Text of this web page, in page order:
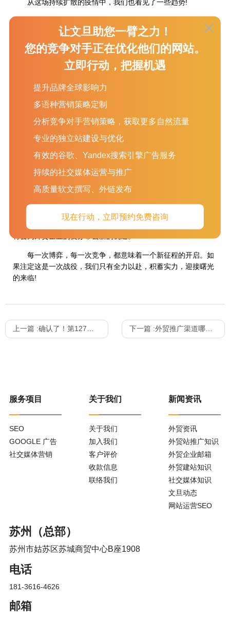
从这场持续扩散的疫情中，我们也看见了一些趋势!
传统的线下渠道纷纷倒闭或者关门再或者延期，对于海外消费
者、企业来说，在线的采购渠道变得的唯一，所以目前来说，线
上营销的趋势依然是非常好。
及受众，就被封号，即使你是广告投入，想要重金拿下市场的红
立站进行SEO优化，就不会因为各种政策被打压，可见，未雨绸
缪对于一个企业来说，是多么重要。
03、保守预期海外疫情会持续几个月甚至更久，所有传统的
线下的外贸出口模式都会严重受阻，但是海外市场的消费需求依
然存在，定单的模式会更趋向于在线化，定单的碎片化，手机移
动端。企业发展方向，必须要紧跟市场趋势。
04、品牌化建设，今年外贸发展肯定会遭遇重创，而这个时
候企业的品牌化建设就显示更为必须，疫情过去之后，部分企业
倒闭，供应产业链发生变化，新的客户，新的供应商，肯定是避
免不了的局面，而这个时候一个崭新的、权威的企业品牌形象，
将会为外贸企业的复苏带去新的机遇。
每一次博弈，每一次竞争，都意味着一个新征程的开启。如
果注定这是一次战役，我们只有全力以赴，积蓄实力，迎接曙光
的来临!
上一篇 :确认了！第127届春季广交会确认延期！ 下一篇 :外贸推广渠道哪些效果比较好？
服务项目
SEO
GOOGLE 广告
社交媒体营销
关于我们
关于我们
加入我们
客户评价
收款信息
联络我们
新闻资讯
外贸资讯
外贸站推广知识
外贸企业邮箱
外贸建站知识
社交媒体知识
文旦动态
网站运营SEO
苏州（总部）
苏州市姑苏区苏城商贸中心B座1908
电话
181-3616-4626
邮箱
让文旦助您一臂之力！
您的竞争对手正在优化他们的网站。
立即行动，把握机遇
提升品牌全球影响力
多语种营销策略定制
分析竞争对手营销策略，获取更多自然流量
专业的独立站建设与优化
有效的谷歌、Yandex搜索引擎广告服务
持续的社交媒体运营与推广
高质量软文撰写、外链发布
现在行动，立即预约免费咨询